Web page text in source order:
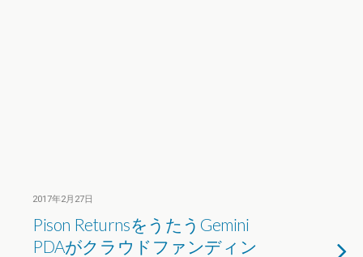
2017年2月27日
Pison ReturnsをうたうGemini
PDAがクラウドファンディン